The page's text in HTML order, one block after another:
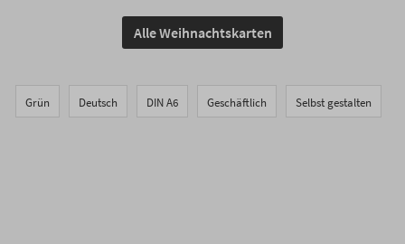
Alle Weihnachtskarten
Grün Deutsch DIN A6 Geschäftlich Selbst gestalten